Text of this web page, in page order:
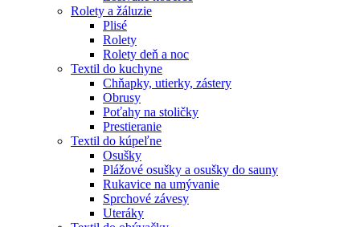
Rolety a žáluzie
Plisé
Rolety
Rolety deň a noc
Textil do kuchyne
Chňapky, utierky, zástery
Obrusy
Poťahy na stoličky
Prestieranie
Textil do kúpeľne
Osušky
Plážové osušky a osušky do sauny
Rukavice na umývanie
Sprchové závesy
Uteráky